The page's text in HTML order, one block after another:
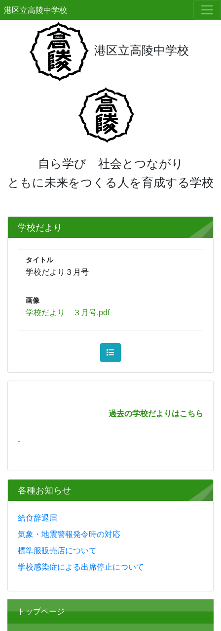
港区立高陵中学校
港区立高陵中学校
自ら学び 社会とつながり
ともに未来をつくる人を育成する学校
各種お知らせ
給食辞退届
気象・地震警報発令時の対応
標準服販売店について
学校感染症による出席停止について
トップページ
学校だより
タイトル
学校だより３月号
画像
学校だより ３月号.pdf
過去の学校だよりはこちら